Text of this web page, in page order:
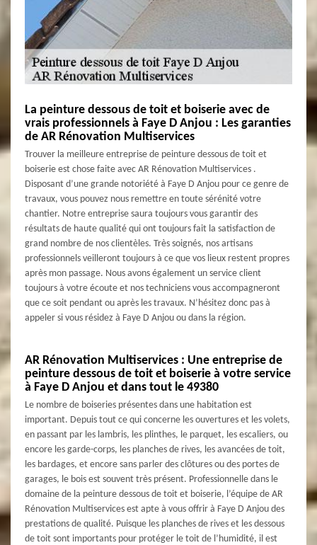
La peinture dessous de toit et boiserie avec de
vrais professionnels à Faye D Anjou : Les garanties
de AR Rénovation Multiservices
Trouver la meilleure entreprise de peinture dessous de toit et
boiserie est chose faite avec AR Rénovation Multiservices .
Disposant d’une grande notoriété à Faye D Anjou pour ce genre de
travaux, vous pouvez nous remettre en toute sérénité votre
chantier. Notre entreprise saura toujours vous garantir des
résultats de haute qualité qui ont toujours fait la satisfaction de
grand nombre de nos clientèles. Très soignés, nos artisans
professionnels veilleront toujours à ce que vos lieux restent propres
après mon passage. Nous avons également un service client
toujours à votre écoute et nos techniciens vous accompagneront
que ce soit pendant ou après les travaux. N’hésitez donc pas à
appeler si vous résidez à Faye D Anjou ou dans la région.
AR Rénovation Multiservices : Une entreprise de
peinture dessous de toit et boiserie à votre service
à Faye D Anjou et dans tout le 49380
Le nombre de boiseries présentes dans une habitation est
important. Depuis tout ce qui concerne les ouvertures et les volets,
en passant par les lambris, les plinthes, le parquet, les escaliers, ou
encore les garde-corps, les planches de rives, les avancées de toit,
les bardages, et encore sans parler des clôtures ou des portes de
garages, le bois est souvent très présent. Professionnelle dans le
domaine de la peinture dessous de toit et boiserie, l’équipe de AR
Rénovation Multiservices est apte à vous offrir à Faye D Anjou des
prestations de qualité. Puisque les planches de rives et les dessous
de toit sont importants pour protéger le toit de l’humidité, il est